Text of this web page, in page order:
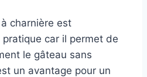
charnière est
car il permet de
le gâteau sans
un avantage pour un